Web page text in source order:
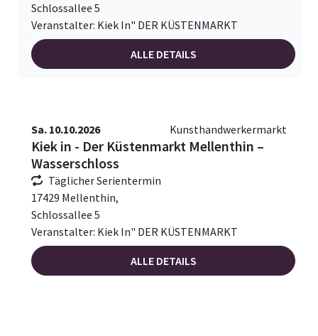
Schlossallee 5
Veranstalter: Kiek In" DER KÜSTENMARKT
ALLE DETAILS
Sa. 10.10.2026 Kunsthandwerkermarkt
Kiek in - Der Küstenmarkt Mellenthin –
Wasserschloss
Täglicher Serientermin
17429 Mellenthin,
Schlossallee 5
Veranstalter: Kiek In" DER KÜSTENMARKT
ALLE DETAILS